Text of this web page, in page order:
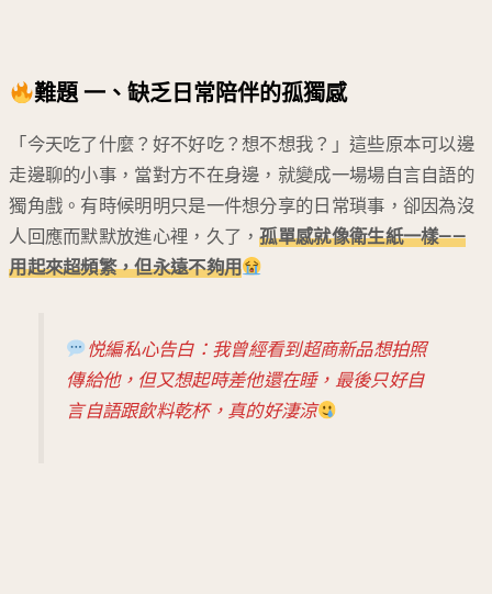
難題 一、缺乏日常陪伴的孤獨感
「今天吃了什麼？好不好吃？想不想我？」這些原本可以邊
走邊聊的小事，當對方不在身邊，就變成一場場自言自語的
獨角戲。有時候明明只是一件想分享的日常瑣事，卻因為沒
人回應而默默放進心裡，久了，孤單感就像衛生紙一樣——
用起來超頻繁，但永遠不夠用
悦編私心告白：我曾經看到超商新品想拍照
傳給他，但又想起時差他還在睡，最後只好自
言自語跟飲料乾杯，真的好淒涼